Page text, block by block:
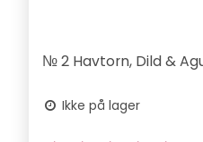
№ 2 Havtorn, Dild &
Ikke på lager